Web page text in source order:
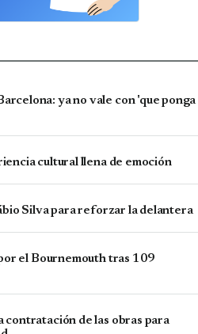
ya no vale con 'que ponga
cultural llena de emoción
Silva para reforzar la delantera
el Bournemouth tras 109
contratación de las obras para